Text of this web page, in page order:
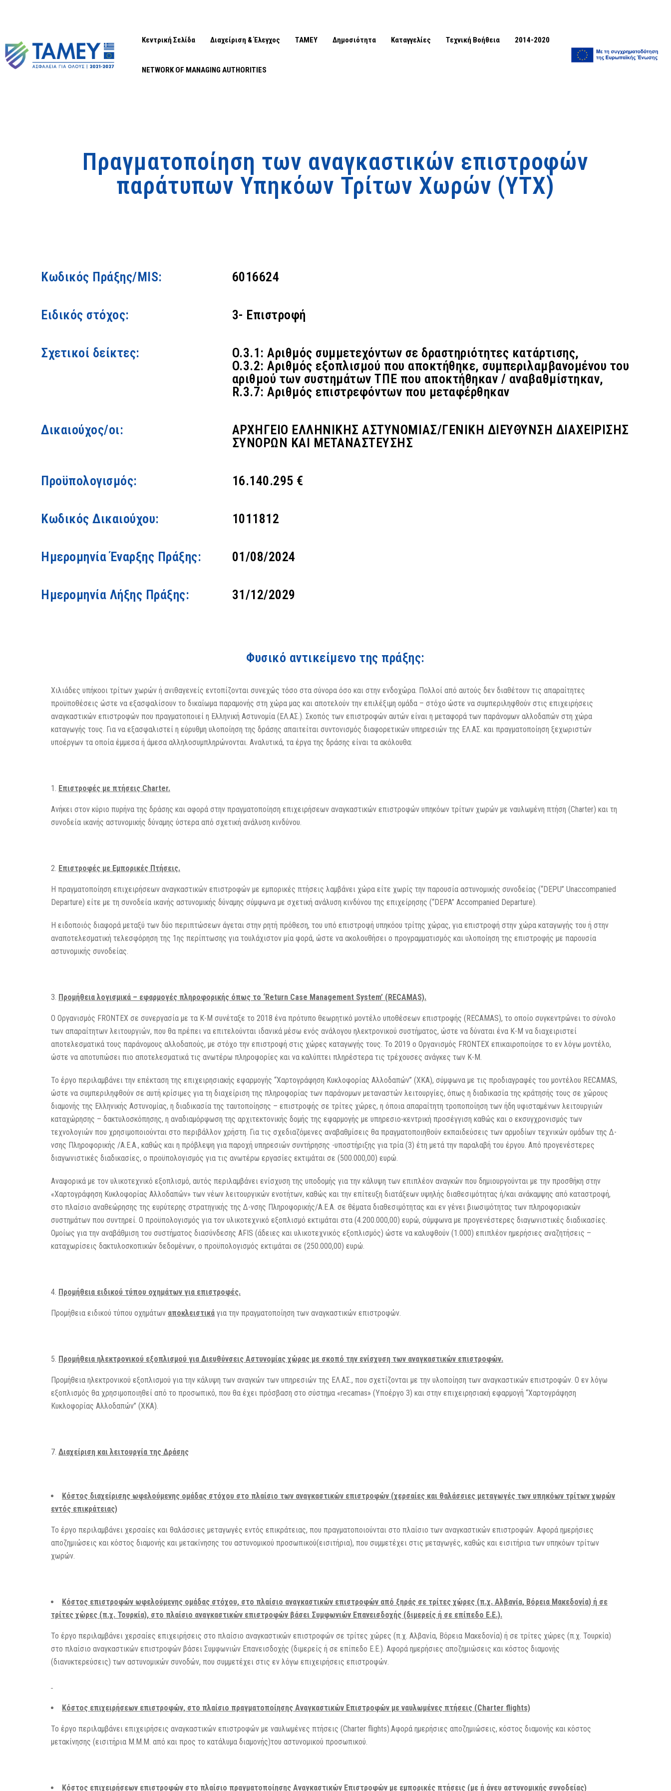
Κεντρική Σελίδα Διαχείριση & Έλεγχος ΤΑΜΕΥ Δημοσιότητα Καταγγελίες Τεχνική Βοήθεια 2014-2020
NETWORK OF MANAGING AUTHORITIES
Πραγματοποίηση των αναγκαστικών επιστροφών
παράτυπων Υπηκόων Τρίτων Χωρών (ΥΤΧ)
Κωδικός Πράξης/MIS: 6016624
Ειδικός στόχος: 3- Επιστροφή
Σχετικοί δείκτες:
O.3.1: Αριθμός συμμετεχόντων σε δραστηριότητες κατάρτισης,
O.3.2: Αριθμός εξοπλισμού που αποκτήθηκε, συμπεριλαμβανομένου του
αριθμού των συστημάτων ΤΠΕ που αποκτήθηκαν / αναβαθμίστηκαν,
R.3.7: Αριθμός επιστρεφόντων που μεταφέρθηκαν
Δικαιούχος/οι:
ΑΡΧΗΓΕΙΟ ΕΛΛΗΝΙΚΗΣ ΑΣΤΥΝΟΜΙΑΣ/ΓΕΝΙΚΗ ΔΙΕΥΘΥΝΣΗ ΔΙΑΧΕΙΡΙΣΗΣ
ΣΥΝΟΡΩΝ ΚΑΙ ΜΕΤΑΝΑΣΤΕΥΣΗΣ
Προϋπολογισμός: 16.140.295 €
Κωδικός Δικαιούχου: 1011812
Ημερομηνία Έναρξης Πράξης: 01/08/2024
Ημερομηνία Λήξης Πράξης: 31/12/2029
Φυσικό αντικείμενο της πράξης:
Χιλιάδες υπήκοοι τρίτων χωρών ή ανιθαγενείς εντοπίζονται συνεχώς τόσο στα σύνορα όσο και στην ενδοχώρα. Πολλοί από αυτούς δεν διαθέτουν τις απαραίτητες
προϋποθέσεις ώστε να εξασφαλίσουν το δικαίωμα παραμονής στη χώρα μας και αποτελούν την επιλέξιμη ομάδα – στόχο ώστε να συμπεριληφθούν στις επιχειρήσεις
αναγκαστικών επιστροφών που πραγματοποιεί η Ελληνική Αστυνομία (ΕΛ.ΑΣ.). Σκοπός των επιστροφών αυτών είναι η μεταφορά των παράνομων αλλοδαπών στη χώρα
καταγωγής τους. Για να εξασφαλιστεί η εύρυθμη υλοποίηση της δράσης απαιτείται συντονισμός διαφορετικών υπηρεσιών της ΕΛ.ΑΣ. και πραγματοποίηση ξεχωριστών
υποέργων τα οποία έμμεσα ή άμεσα αλληλοσυμπληρώνονται. Αναλυτικά, τα έργα της δράσης είναι τα ακόλουθα:
Επιστροφές με πτήσεις Charter.
Ανήκει στον κύριο πυρήνα της δράσης και αφορά στην πραγματοποίηση επιχειρήσεων αναγκαστικών επιστροφών υπηκόων τρίτων χωρών με ναυλωμένη πτήση (Charter) και τη
συνοδεία ικανής αστυνομικής δύναμης ύστερα από σχετική ανάλυση κινδύνου.
Επιστροφές με Εμπορικές Πτήσεις.
Η πραγματοποίηση επιχειρήσεων αναγκαστικών επιστροφών με εμπορικές πτήσεις λαμβάνει χώρα είτε χωρίς την παρουσία αστυνομικής συνοδείας (“DEPU” Unaccompanied
Departure) είτε με τη συνοδεία ικανής αστυνομικής δύναμης σύμφωνα με σχετική ανάλυση κινδύνου της επιχείρησης (“DEPA” Accompanied Departure).
Η ειδοποιός διαφορά μεταξύ των δύο περιπτώσεων άγεται στην ρητή πρόθεση, του υπό επιστροφή υπηκόου τρίτης χώρας, για επιστροφή στην χώρα καταγωγής του ή στην
αναποτελεσματική τελεσφόρηση της 1ης περίπτωσης για τουλάχιστον μία φορά, ώστε να ακολουθήσει ο προγραμματισμός και υλοποίηση της επιστροφής με παρουσία
αστυνομικής συνοδείας.
Προμήθεια λογισμικά – εφαρμογές πληροφορικής όπως το ‘Return Case Management System’ (RECAMAS).
Ο Οργανισμός FRONTEX σε συνεργασία με τα Κ-Μ συνέταξε το 2018 ένα πρότυπο θεωρητικό μοντέλο υποθέσεων επιστροφής (RECAMAS), το οποίο συγκεντρώνει το σύνολο
των απαραίτητων λειτουργιών, που θα πρέπει να επιτελούνται ιδανικά μέσω ενός ανάλογου ηλεκτρονικού συστήματος, ώστε να δύναται ένα Κ-Μ να διαχειριστεί
αποτελεσματικά τους παράνομους αλλοδαπούς, με στόχο την επιστροφή στις χώρες καταγωγής τους. Το 2019 ο Οργανισμός FRONTEX επικαιροποίησε το εν λόγω μοντέλο,
ώστε να αποτυπώσει πιο αποτελεσματικά τις ανωτέρω πληροφορίες και να καλύπτει πληρέστερα τις τρέχουσες ανάγκες των Κ-Μ.
Το έργο περιλαμβάνει την επέκταση της επιχειρησιακής εφαρμογής “Χαρτογράφηση Κυκλοφορίας Αλλοδαπών” (ΧΚΑ), σύμφωνα με τις προδιαγραφές του μοντέλου RECAMAS,
ώστε να συμπεριληφθούν σε αυτή κρίσιμες για τη διαχείριση της πληροφορίας των παράνομων μεταναστών λειτουργίες, όπως η διαδικασία της κράτησής τους σε χώρους
διαμονής της Ελληνικής Αστυνομίας, η διαδικασία της ταυτοποίησης – επιστροφής σε τρίτες χώρες, η όποια απαραίτητη τροποποίηση των ήδη υφισταμένων λειτουργιών
καταχώρησης – δακτυλοσκόπησης, η αναδιαμόρφωση της αρχιτεκτονικής δομής της εφαρμογής με υπηρεσιο-κεντρική προσέγγιση καθώς και ο εκσυγχρονισμός των
τεχνολογιών που χρησιμοποιούνται στο περιβάλλον χρήστη. Για τις σχεδιαζόμενες αναβαθμίσεις θα πραγματοποιηθούν εκπαιδεύσεις των αρμοδίων τεχνικών ομάδων της Δ-
νσης Πληροφορικής /Α.Ε.Α., καθώς και η πρόβλεψη για παροχή υπηρεσιών συντήρησης -υποστήριξης για τρία (3) έτη μετά την παραλαβή του έργου. Από προγενέστερες
διαγωνιστικές διαδικασίες, ο προϋπολογισμός για τις ανωτέρω εργασίες εκτιμάται σε (500.000,00) ευρώ.
Αναφορικά με τον υλικοτεχνικό εξοπλισμό, αυτός περιλαμβάνει ενίσχυση της υποδομής για την κάλυψη των επιπλέον αναγκών που δημιουργούνται με την προσθήκη στην
«Χαρτογράφηση Κυκλοφορίας Αλλοδαπών» των νέων λειτουργικών ενοτήτων, καθώς και την επίτευξη διατάξεων υψηλής διαθεσιμότητας ή/και ανάκαμψης από καταστροφή,
στο πλαίσιο αναθεώρησης της ευρύτερης στρατηγικής της Δ-νσης Πληροφορικής/A.E.A. σε θέματα διαθεσιμότητας και εν γένει βιωσιμότητας των πληροφοριακών
συστημάτων που συντηρεί. Ο προϋπολογισμός για τον υλικοτεχνικό εξοπλισμό εκτιμάται στα (4.200.000,00) ευρώ, σύμφωνα με προγενέστερες διαγωνιστικές διαδικασίες.
Ομοίως για την αναβάθμιση του συστήματος διασύνδεσης AFIS (άδειες και υλικοτεχνικός εξοπλισμός) ώστε να καλυφθούν (1.000) επιπλέον ημερήσιες αναζητήσεις –
καταχωρίσεις δακτυλοσκοπικών δεδομένων, ο προϋπολογισμός εκτιμάται σε (250.000,00) ευρώ.
Προμήθεια ειδικού τύπου οχημάτων για επιστροφές.
Προμήθεια ειδικού τύπου οχημάτων αποκλειστικά για την πραγματοποίηση των αναγκαστικών επιστροφών.
Προμήθεια ηλεκτρονικού εξοπλισμού για Διευθύνσεις Αστυνομίας χώρας με σκοπό την ενίσχυση των αναγκαστικών επιστροφών.
Προμήθεια ηλεκτρονικού εξοπλισμού για την κάλυψη των αναγκών των υπηρεσιών της ΕΛ.ΑΣ., που σχετίζονται με την υλοποίηση των αναγκαστικών επιστροφών. Ο εν λόγω
εξοπλισμός θα χρησιμοποιηθεί από το προσωπικό, που θα έχει πρόσβαση στο σύστημα «recamas» (Υποέργο 3) και στην επιχειρησιακή εφαρμογή “Χαρτογράφηση
Κυκλοφορίας Αλλοδαπών” (ΧΚΑ).
Διαχείριση και λειτουργία της Δράσης
Κόστος διαχείρισης ωφελούμενης ομάδας στόχου στο πλαίσιο των αναγκαστικών επιστροφών (χερσαίες και θαλάσσιες μεταγωγές των υπηκόων τρίτων χωρών
εντός επικράτειας)
Το έργο περιλαμβάνει χερσαίες και θαλάσσιες μεταγωγές εντός επικράτειας, που πραγματοποιούνται στο πλαίσιο των αναγκαστικών επιστροφών. Αφορά ημερήσιες
αποζημιώσεις και κόστος διαμονής και μετακίνησης του αστυνομικού προσωπικού(εισιτήρια), που συμμετέχει στις μεταγωγές, καθώς και εισιτήρια των υπηκόων τρίτων
χωρών.
Κόστος επιστροφών ωφελούμενης ομάδας στόχου, στο πλαίσιο αναγκαστικών επιστροφών από ξηράς σε τρίτες χώρες (π.χ. Αλβανία, Βόρεια Μακεδονία) ή σε
τρίτες χώρες (π.χ. Τουρκία), στο πλαίσιο αναγκαστικών επιστροφών βάσει Συμφωνιών Επανεισδοχής (διμερείς ή σε επίπεδο Ε.Ε.).
Το έργο περιλαμβάνει χερσαίες επιχειρήσεις στο πλαίσιο αναγκαστικών επιστροφών σε τρίτες χώρες (π.χ. Αλβανία, Βόρεια Μακεδονία) ή σε τρίτες χώρες (π.χ. Τουρκία)
στο πλαίσιο αναγκαστικών επιστροφών βάσει Συμφωνιών Επανεισδοχής (διμερείς ή σε επίπεδο Ε.Ε.). Αφορά ημερήσιες αποζημιώσεις και κόστος διαμονής
(διανυκτερεύσεις) των αστυνομικών συνοδών, που συμμετέχει στις εν λόγω επιχειρήσεις επιστροφών.
Κόστος επιχειρήσεων επιστροφών, στο πλαίσιο πραγματοποίησης Αναγκαστικών Επιστροφών με ναυλωμένες πτήσεις (Charter flights)
Το έργο περιλαμβάνει επιχειρήσεις αναγκαστικών επιστροφών με ναυλωμένες πτήσεις (Charter flights).Αφορά ημερήσιες αποζημιώσεις, κόστος διαμονής και κόστος
μετακίνησης (εισιτήρια Μ.Μ.M. από και προς το κατάλυμα διαμονής)του αστυνομικού προσωπικού.
Κόστος επιχειρήσεων επιστροφών στο πλαίσιο πραγματοποίησης Αναγκαστικών Επιστροφών με εμπορικές πτήσεις (με ή άνευ αστυνομικής συνοδείας)